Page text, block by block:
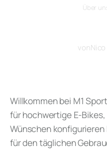
Über
von
Willkommen bei M1
für hochwertige E-
Wünschen konfigurieren
für den täglichen